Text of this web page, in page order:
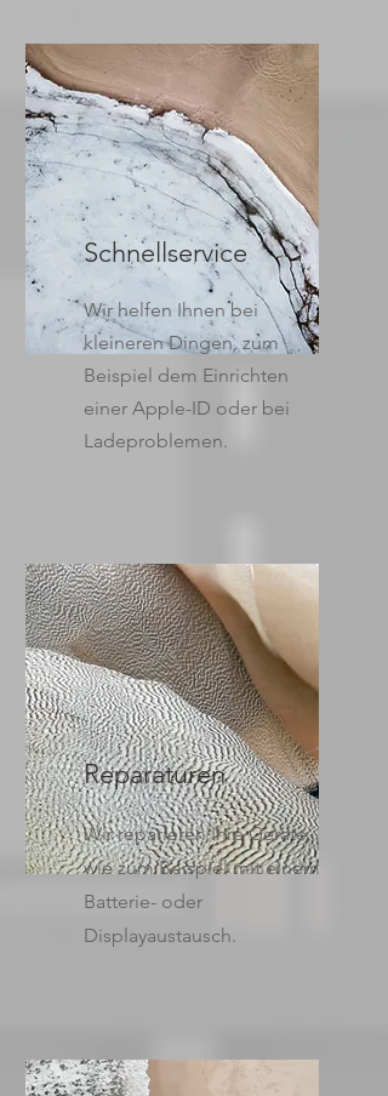
Schnellservice
Wir helfen Ihnen bei
kleineren Dingen, zum
Beispiel dem Einrichten
einer Apple-ID oder bei
Ladeproblemen.
Reparaturen
Wir reparieren Ihre Geräte,
wie zum Beispiel mit einem
Batterie- oder
Displayaustausch.